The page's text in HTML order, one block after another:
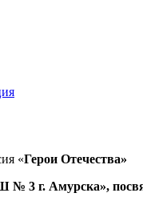
«Герои Отечества»
г. Амурска»,